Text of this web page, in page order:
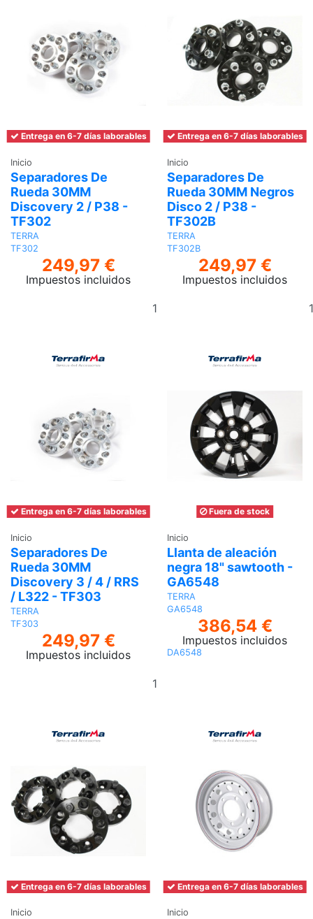
Entrega en 6-7 días laborables
Inicio
Separadores De
Rueda 30MM
Discovery 2 / P38 -
TF302
TERRA
TF302
249,97 €
Impuestos incluidos
Entrega en 6-7 días laborables
Inicio
Separadores De
Rueda 30MM Negros
Disco 2 / P38 -
TF302B
TERRA
TF302B
249,97 €
Impuestos incluidos
Entrega en 6-7 días laborables
Inicio
Separadores De
Rueda 30MM
Discovery 3 / 4 / RRS
/ L322 - TF303
TERRA
TF303
249,97 €
Impuestos incluidos
Fuera de stock
Inicio
Llanta de aleación
negra 18" sawtooth -
GA6548
TERRA
GA6548
386,54 €
Impuestos incluidos
DA6548
Entrega en 6-7 días laborables
Inicio
Entrega en 6-7 días laborables
Inicio